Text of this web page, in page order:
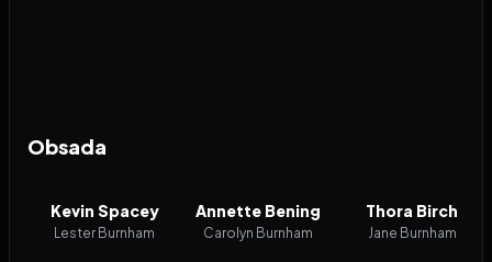
Obsada
Kevin Spacey
Lester Burnham
Annette Bening
Carolyn Burnham
Thora Birch
Jane Burnham